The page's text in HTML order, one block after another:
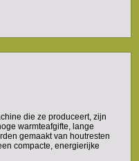
die ze produceert, zijn
warmteafgifte, lange
gemaakt van houtresten
compacte, energierijke